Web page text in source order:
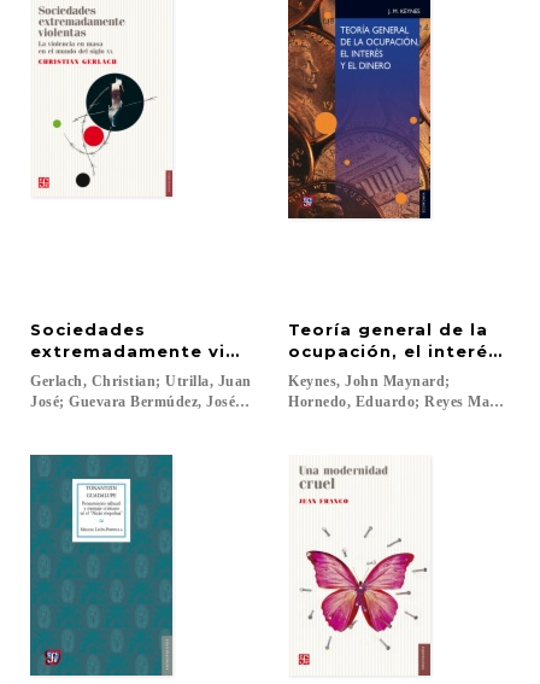
Sociedades
extremadamente violentas
Gerlach, Christian; Utrilla, Juan
José; Guevara Bermúdez, José Antonio...
Teoría general de la
ocupación, el interés y
Keynes, John Maynard;
Hornedo, Eduardo; Reyes Mazzoni,